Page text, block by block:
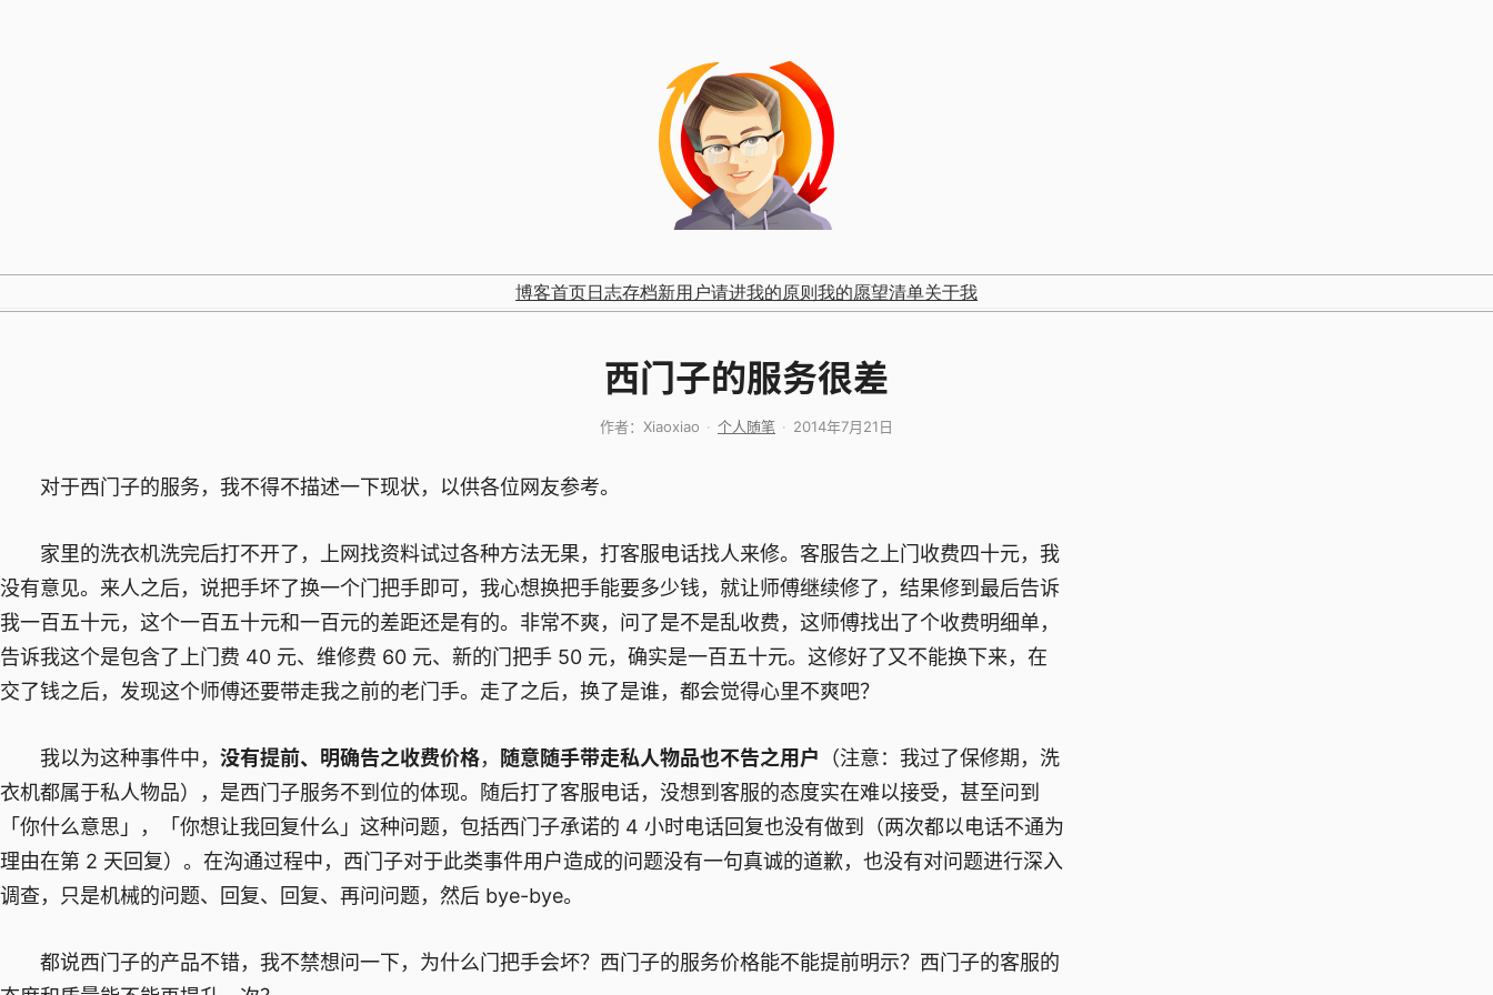
博客首页日志存档新用户请进我的原则 我的愿望清单关于我
西门子的服务很差
作者： Xiaoxiao 个人随笔 2014年7月21日
对于西门子的服务，我不得不描述一下现状，以供各位网友参考。
家里的洗衣机洗完后打不开了，上网找资料试过各种方法无果，打客服电话找人来修。客服告之上门收费四十元，我
没有意见。来人之后，说把手坏了换一个门把手即可，我心想换把手能要多少钱，就让师傅继续修了，结果修到最后告诉
我一百五十元，这个一百五十元和一百元的差距还是有的。非常不爽，问了是不是乱收费，这师傅找出了个收费明细单，
告诉我这个是包含了上门费 40 元、维修费 60 元、新的门把手 50 元，确实是一百五十元。这修好了又不能换下来，在
交了钱之后，发现这个师傅还要带走我之前的老门手。走了之后，换了是谁，都会觉得心里不爽吧？
我以为这种事件中， 没有提前、明确告之收费价格， 随意随手带走私人物品也不告之用户 （注意：我过了保修期，洗
衣机都属于私人物品），是西门子服务不到位的体现。随后打了客服电话，没想到客服的态度实在难以接受，甚至问到
「你什么意思」，「你想让我回复什么」这种问题，包括西门子承诺的 4 小时电话回复也没有做到（两次都以电话不通为
理由在第 2 天回复）。在沟通过程中，西门子对于此类事件用户造成的问题没有一句真诚的道歉，也没有对问题进行深入
调查，只是机械的问题、回复、回复、再问问题，然后 bye-bye。
都说西门子的产品不错，我不禁想问一下，为什么门把手会坏？西门子的服务价格能不能提前明示？西门子的客服的